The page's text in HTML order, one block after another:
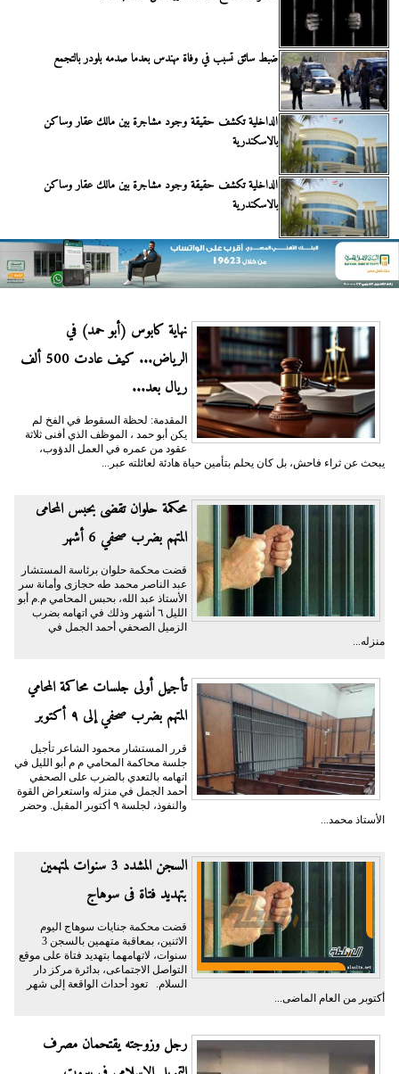
ضبط سائق تسبب في وفاة مهندس بعدما صدمه بلودر بالتجمع
الداخلية تكشف حقيقة وجود مشاجرة بين مالك عقار وساكن
بالاسكندرية
الداخلية تكشف حقيقة وجود مشاجرة بين مالك عقار وساكن
بالاسكندرية
نهاية كابوس (أبو حمد) في
الرياض... كيف عادت 500 ألف
ريال بعد...
المقدمة: لحظة السقوط في الفخ لم
يكن أبو حمد ، الموظف الذي أفنى ثلاثة
عقود من عمره في العمل الدؤوب،
يبحث عن ثراء فاحش، بل كان يحلم بتأمين حياة هادئة لعائلته عبر...
محكمة حلوان تقضى بحبس المحامى
المتهم بضرب صحفي 6 أشهر
قضت محكمة حلوان برئاسة المستشار
عبد الناصر محمد طه حجازى وأمانة سر
الأستاذ عبد الله، بحبس المحامي م.م أبو
الليل ٦ أشهر وذلك في اتهامه بضرب
الزميل الصحفي أحمد الجمل في
منزله...
تأجيل أولى جلسات محاكمة المحامي
المتهم بضرب صحفي إلى ٩ أكتوبر
قرر المستشار محمود الشاعر تأجيل
جلسة محاكمة المحامي م م أبو الليل في
اتهامه بالتعدي بالضرب على الصحفي
أحمد الجمل في منزله واستعراض القوة
والنفوذ، لجلسة ٩ أكتوبر المقبل. وحضر
الأستاذ محمد...
السجن المشدد 3 سنوات لمتهمين
بتهديد فتاة فى سوهاج
قضت محكمة جنايات سوهاج اليوم
الاثنين، بمعاقبة متهمين بالسجن 3
سنوات، لاتهامهما بتهديد فتاة على موقع
التواصل الاجتماعى، بدائرة مركز دار
السلام. تعود أحداث الواقعة إلى شهر
أكتوبر من العام الماضى...
رجل وزوجته يقتحمان مصرف